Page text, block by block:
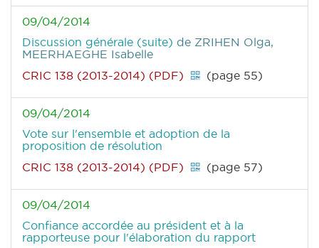
09/04/2014
Discussion générale (suite) de ZRIHEN Olga,
MEERHAEGHE Isabelle
CRIC 138 (2013-2014) (PDF)
(page 55)
09/04/2014
Vote sur l'ensemble et adoption de la
proposition de résolution
CRIC 138 (2013-2014) (PDF)
(page 57)
09/04/2014
Confiance accordée au président et à la
rapporteuse pour l'élaboration du rapport